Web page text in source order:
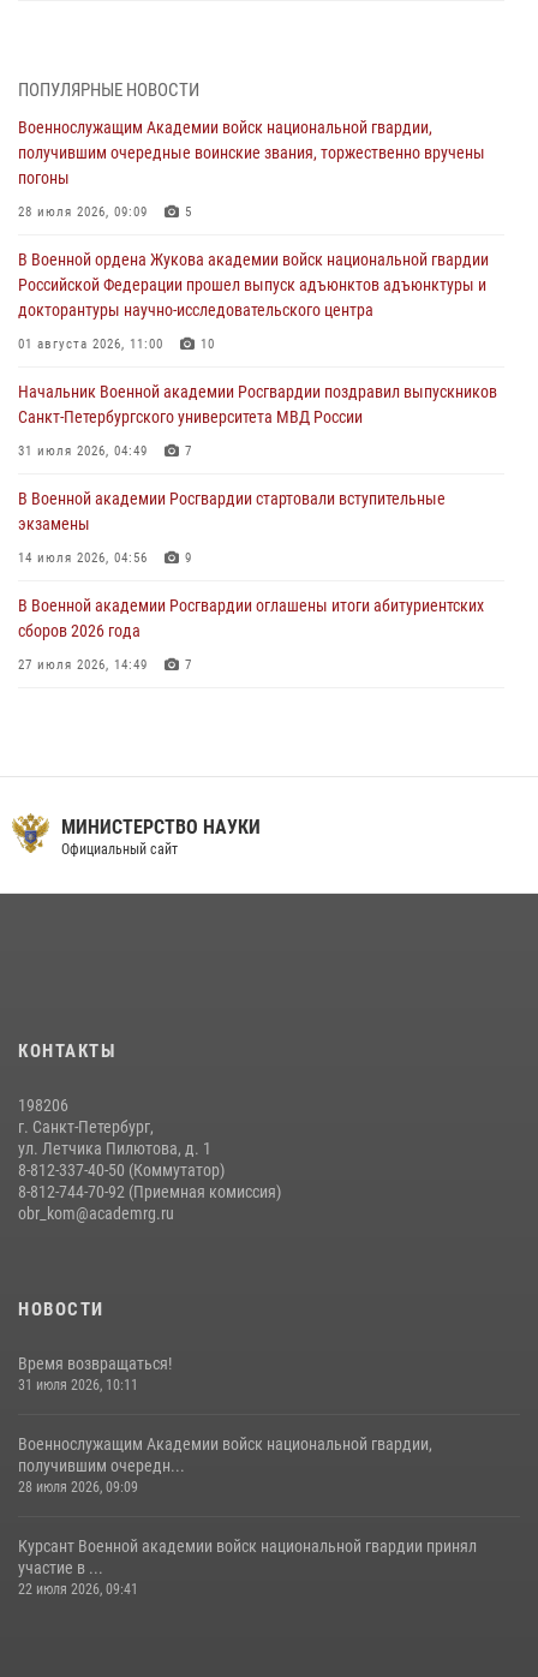
27 июля 2026, 14:49 7
Военная академия информирует!
23 июля 2026, 04:51
Курсант Военной академии войск национальной гвардии принял
22 июля 2026, 09:41
Мастер‑класс по стрельбе: точность, тактика, профессионализм
20 июля 2026, 11:17 8
108 лет со дня образования подразделений связи войск
ПОПУЛЯРНЫЕ НОВОСТИ
Военнослужащим Академии войск национальной гвардии,
получившим очередные воинские звания, торжественно вручены
погоны
28 июля 2026, 09:09 5
В Военной ордена Жукова академии войск национальной гвардии
Российской Федерации прошел выпуск адъюнктов адъюнктуры и
докторантуры научно-исследовательского центра
01 августа 2026, 11:00 10
Начальник Военной академии Росгвардии поздравил выпускников
Санкт-Петербургского университета МВД России
31 июля 2026, 04:49 7
В Военной академии Росгвардии стартовали вступительные
экзамены
14 июля 2026, 04:56 9
В Военной академии Росгвардии оглашены итоги абитуриентских
сборов 2026 года
27 июля 2026, 14:49 7
14 июля 2026, 14:15 9
МИНИСТЕРСТВО НАУКИ
Официальный сайт
КОНТАКТЫ
198206
г. Санкт-Петербург,
ул. Летчика Пилютова, д. 1
8-812-337-40-50 (Коммутатор)
8-812-744-70-92 (Приемная комиссия)
obr_kom@academrg.ru
НОВОСТИ
Время возвращаться!
31 июля 2026, 10:11
Военнослужащим Академии войск национальной гвардии,
получившим очередн...
28 июля 2026, 09:09
Курсант Военной академии войск национальной гвардии принял
участие в ...
22 июля 2026, 09:41